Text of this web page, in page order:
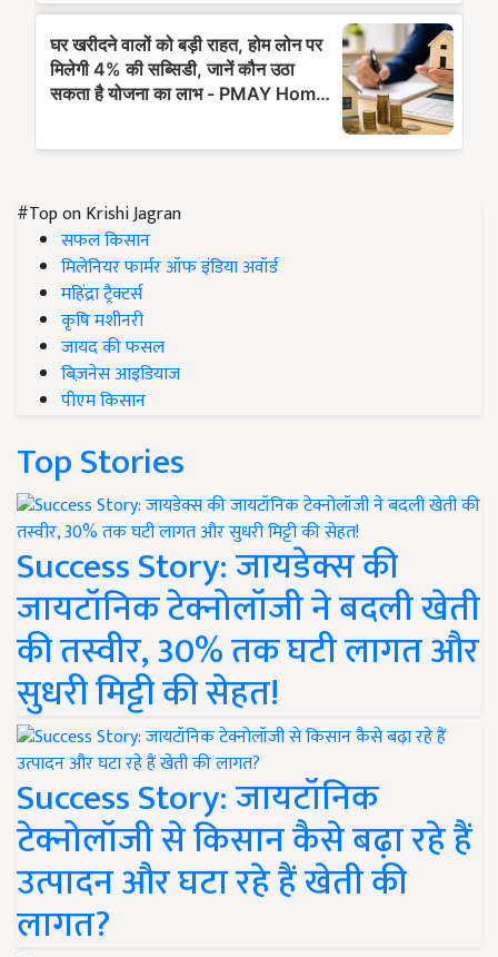
#Top on Krishi Jagran
सफल किसान
मिलेनियर फार्मर ऑफ इंडिया अवॉर्ड
महिंद्रा ट्रैक्टर्स
कृषि मशीनरी
जायद की फसल
बिज़नेस आइडियाज
पीएम किसान
Top Stories
Success Story: जायडेक्स की
जायटॉनिक टेक्नोलॉजी ने बदली खेती
की तस्वीर, 30% तक घटी लागत और
सुधरी मिट्टी की सेहत!
Success Story: जायटॉनिक
टेक्नोलॉजी से किसान कैसे बढ़ा रहे हैं
उत्पादन और घटा रहे हैं खेती की
लागत?